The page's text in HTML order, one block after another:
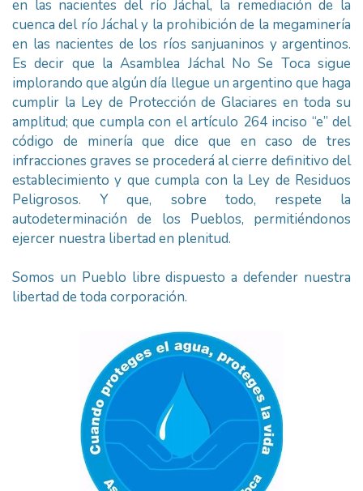
en las nacientes del río Jáchal, la remediación de la
cuenca del río Jáchal y la prohibición de la megaminería
en las nacientes de los ríos sanjuaninos y argentinos.
Es decir que la Asamblea Jáchal No Se Toca sigue
implorando que algún día llegue un argentino que haga
cumplir la Ley de Protección de Glaciares en toda su
amplitud; que cumpla con el artículo 264 inciso “e” del
código de minería que dice que en caso de tres
infracciones graves se procederá al cierre definitivo del
establecimiento y que cumpla con la Ley de Residuos
Peligrosos. Y que, sobre todo, respete la
autodeterminación de los Pueblos, permitiéndonos
ejercer nuestra libertad en plenitud.
Somos un Pueblo libre dispuesto a defender nuestra
libertad de toda corporación.